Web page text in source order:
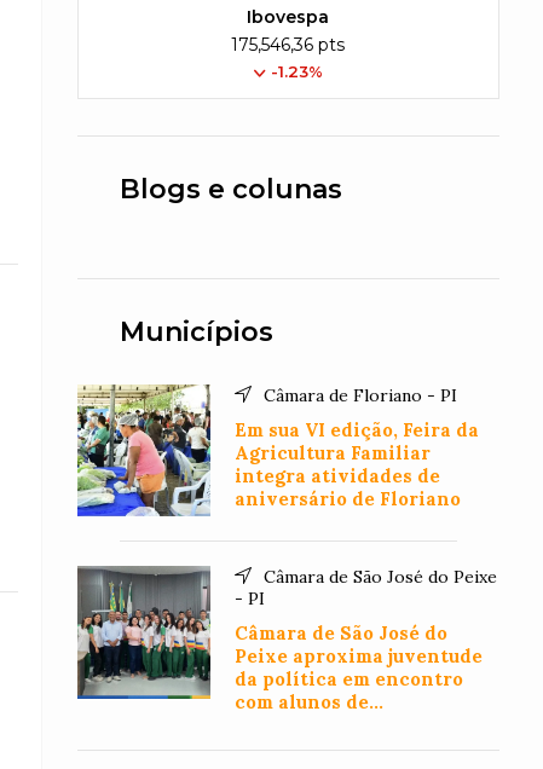
Ibovespa
175,546,36 pts
-1.23%
Blogs e colunas
Municípios
Câmara de Floriano - PI
Em sua VI edição, Feira da
Agricultura Familiar
integra atividades de
aniversário de Floriano
Câmara de São José do Peixe
- PI
Câmara de São José do
Peixe aproxima juventude
da política em encontro
com alunos de